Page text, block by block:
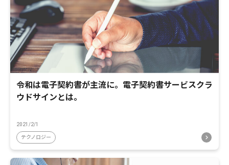
令和は電子契約書が主流に。電子契約書サービスクラ
ウドサインとは。
2021/2/1
テクノロジー